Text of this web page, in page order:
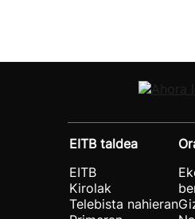
EITB taldea
EITB
Kirolak
Telebista nahieran